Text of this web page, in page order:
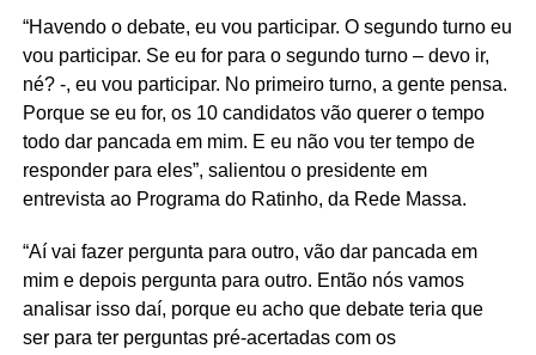
“Havendo o debate, eu vou participar. O segundo turno eu
vou participar. Se eu for para o segundo turno – devo ir,
né? -, eu vou participar. No primeiro turno, a gente pensa.
Porque se eu for, os 10 candidatos vão querer o tempo
todo dar pancada em mim. E eu não vou ter tempo de
responder para eles”, salientou o presidente em
entrevista ao Programa do Ratinho, da Rede Massa.
“Aí vai fazer pergunta para outro, vão dar pancada em
mim e depois pergunta para outro. Então nós vamos
analisar isso daí, porque eu acho que debate teria que
ser para ter perguntas pré-acertadas com os